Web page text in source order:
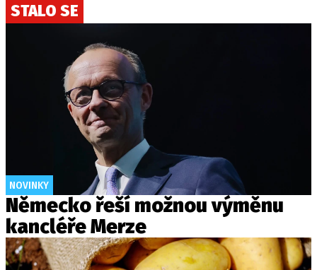
STALO SE
NOVINKY
Německo řeší možnou výměnu
kancléře Merze